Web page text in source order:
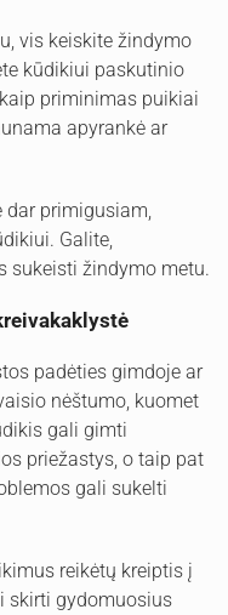
vis keiskite žindymo
kūdikiui paskutinio
priminimas puikiai
apyrankė ar
dar primigusiam,
Galite,
sukeisti žindymo metu.
padėties gimdoje ar
nėštumo, kuomet
gali gimti
priežastys, o taip pat
gali sukelti
reikėtų kreiptis į
skirti gydomuosius